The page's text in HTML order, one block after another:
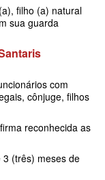
filho (a) natural
sua guarda
com
cônjuge, filhos
reconhecida as
3 (três) meses de